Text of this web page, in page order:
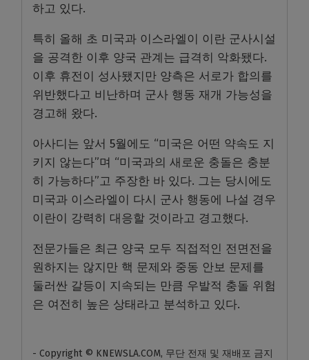
하고 있다.
특히 올해 초 미국과 이스라엘이 이란 군사시설
을 공격한 이후 양국 관계는 급격히 악화됐다.
이후 휴전이 성사됐지만 양측은 서로가 합의를
위반했다고 비난하며 군사 행동 재개 가능성을
경고해 왔다.
아사디는 앞서 5월에도 “미국은 어떤 약속도 지
키지 않는다”며 “미국과의 새로운 충돌은 충분
히 가능하다”고 주장한 바 있다. 그는 당시에도
미국과 이스라엘이 다시 군사 행동에 나설 경우
이란이 강력히 대응할 것이라고 경고했다.
전문가들은 최근 양국 모두 직접적인 전면전을
원하지는 않지만 핵 문제와 중동 안보 문제를
둘러싼 갈등이 지속되는 만큼 우발적 충돌 위험
은 여전히 높은 상태라고 분석하고 있다.
- Copyright © KNEWSLA.COM, 무단 전재 및 재배포 금지